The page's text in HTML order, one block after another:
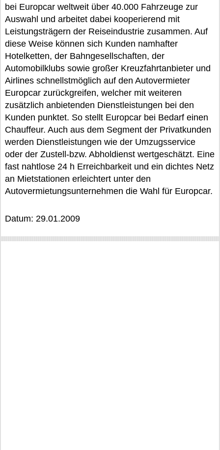
bei Europcar weltweit über 40.000 Fahrzeuge zur
Auswahl und arbeitet dabei kooperierend mit
Leistungsträgern der Reiseindustrie zusammen. Auf
diese Weise können sich Kunden namhafter
Hotelketten, der Bahngesellschaften, der
Automobilklubs sowie großer Kreuzfahrtanbieter und
Airlines schnellstmöglich auf den Autovermieter
Europcar zurückgreifen, welcher mit weiteren
zusätzlich anbietenden Dienstleistungen bei den
Kunden punktet. So stellt Europcar bei Bedarf einen
Chauffeur. Auch aus dem Segment der Privatkunden
werden Dienstleistungen wie der Umzugsservice
oder der Zustell-bzw. Abholdienst wertgeschätzt. Eine
fast nahtlose 24 h Erreichbarkeit und ein dichtes Netz
an Mietstationen erleichtert unter den
Autovermietungsunternehmen die Wahl für Europcar.
Datum: 29.01.2009